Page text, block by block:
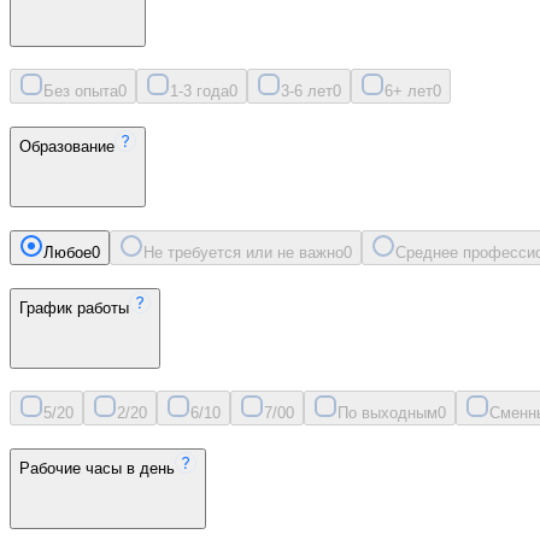
Без опыта0 1-3 года0 3-6 лет0 6+ лет0
Образование
Любое0 Не требуется или не важно0 Среднее
График работы
5/20 2/20 6/10 7/00 По выходным0
Рабочие часы в день